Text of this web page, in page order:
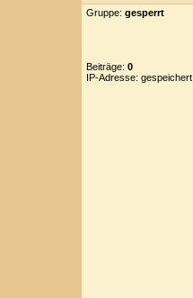
Gruppe: gesperrt
Beiträge: 0
IP-Adresse: gespeichert